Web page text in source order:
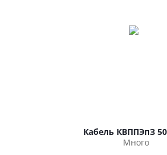
Кабель КВППЭпЗ
Много